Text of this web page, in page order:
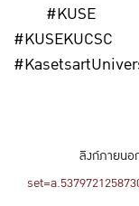
#KUSE
#KUSEKUCSC
ลิงก์ภายนอ